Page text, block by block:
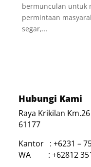
bermunculan untuk
permintaan
segar,...
Hubungi Kami
Raya Krikilan
61177
Kantor : +6231 –
WA : +62812